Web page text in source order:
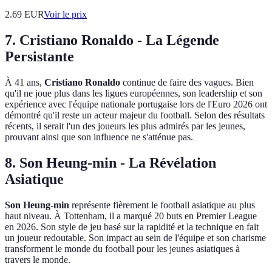
2.69 EURVoir le prix
7. Cristiano Ronaldo - La Légende
Persistante
À 41 ans, Cristiano Ronaldo continue de faire des vagues. Bien
qu'il ne joue plus dans les ligues européennes, son leadership et son
expérience avec l'équipe nationale portugaise lors de l'Euro 2026 ont
démontré qu'il reste un acteur majeur du football. Selon des résultats
récents, il serait l'un des joueurs les plus admirés par les jeunes,
prouvant ainsi que son influence ne s'atténue pas.
8. Son Heung-min - La Révélation
Asiatique
Son Heung-min représente fièrement le football asiatique au plus
haut niveau. À Tottenham, il a marqué 20 buts en Premier League
en 2026. Son style de jeu basé sur la rapidité et la technique en fait
un joueur redoutable. Son impact au sein de l'équipe et son charisme
transforment le monde du football pour les jeunes asiatiques à
travers le monde.